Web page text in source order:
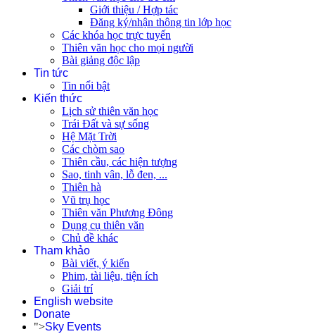
Giới thiệu / Hợp tác
Đăng ký/nhận thông tin lớp học
Các khóa học trực tuyến
Thiên văn học cho mọi người
Bài giảng độc lập
Tin tức
Tin nổi bật
Kiến thức
Lịch sử thiên văn học
Trái Đất và sự sống
Hệ Mặt Trời
Các chòm sao
Thiên cầu, các hiện tượng
Sao, tinh vân, lỗ đen, ...
Thiên hà
Vũ trụ học
Thiên văn Phương Đông
Dụng cụ thiên văn
Chủ đề khác
Tham khảo
Bài viết, ý kiến
Phim, tài liệu, tiện ích
Giải trí
English website
Donate
">Sky Events